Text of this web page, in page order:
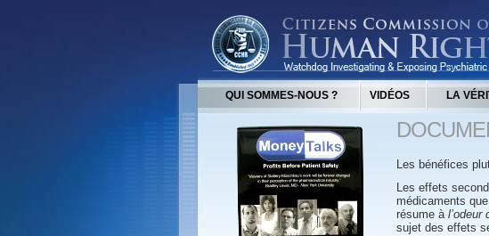
QUI SOMMES-NOUS ? VIDÉOS LA
Les bénéfices
Les effets
médicaments
résume à l’odeur
sujet des effets